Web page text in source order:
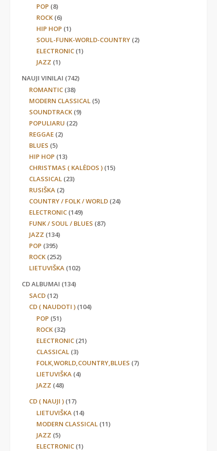
POP (8)
ROCK (6)
HIP HOP (1)
SOUL-FUNK-WORLD-COUNTRY (2)
ELECTRONIC (1)
JAZZ (1)
NAUJI VINILAI (742)
ROMANTIC (38)
MODERN CLASSICAL (5)
SOUNDTRACK (9)
POPULIARU (22)
REGGAE (2)
BLUES (5)
HIP HOP (13)
CHRISTMAS ( KALĖDOS ) (15)
CLASSICAL (23)
RUSIŠKA (2)
COUNTRY / FOLK / WORLD (24)
ELECTRONIC (149)
FUNK / SOUL / BLUES (87)
JAZZ (134)
POP (395)
ROCK (252)
LIETUVIŠKA (102)
CD ALBUMAI (134)
SACD (12)
CD ( NAUDOTI ) (104)
POP (51)
ROCK (32)
ELECTRONIC (21)
CLASSICAL (3)
FOLK,WORLD,COUNTRY,BLUES (7)
LIETUVIŠKA (4)
JAZZ (48)
CD ( NAUJI ) (17)
LIETUVIŠKA (14)
MODERN CLASSICAL (11)
JAZZ (5)
ELECTRONIC (1)